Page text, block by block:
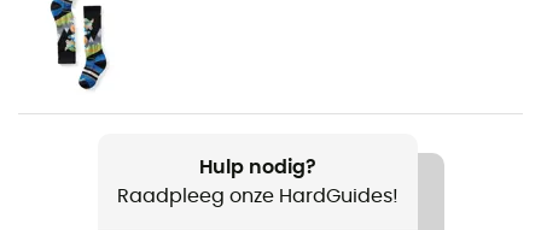
Voor
Kinderen
Product
Hulp nodig?
Raadpleeg onze HardGuides!